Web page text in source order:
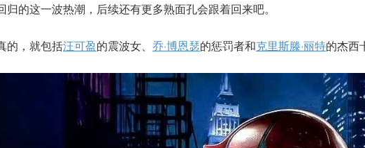
归的这一波热潮，后续还有更多熟面孔会跟着回来吧。
的，就包括汪可盈的震波女、 乔·博恩瑟的惩罚者和克里斯滕·丽特的杰西